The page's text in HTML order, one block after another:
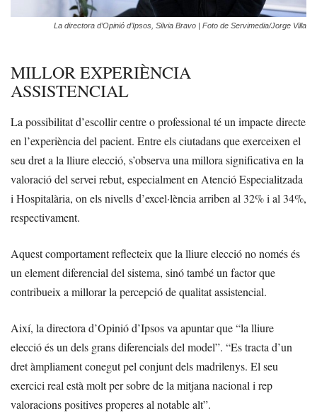
La directora d’Opinió d’Ipsos, Silvia Bravo | Foto de Servimedia/Jorge Villa
MILLOR EXPERIÈNCIA
ASSISTENCIAL
La possibilitat d’escollir centre o professional té un impacte directe
en l’experiència del pacient. Entre els ciutadans que exerceixen el
seu dret a la lliure elecció, s’observa una millora significativa en la
valoració del servei rebut, especialment en Atenció Especialitzada
i Hospitalària, on els nivells d’excel·lència arriben al 32% i al 34%,
respectivament.
Aquest comportament reflecteix que la lliure elecció no només és
un element diferencial del sistema, sinó també un factor que
contribueix a millorar la percepció de qualitat assistencial.
Així, la directora d’Opinió d’Ipsos va apuntar que “la lliure
elecció és un dels grans diferencials del model”. “Es tracta d’un
dret àmpliament conegut pel conjunt dels madrilenys. El seu
exercici real està molt per sobre de la mitjana nacional i rep
valoracions positives properes al notable alt”.